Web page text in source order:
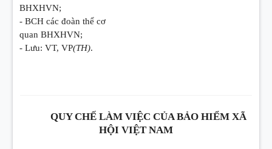
BHXHVN;
- BCH các đoàn thể cơ
quan BHXHVN;
- Lưu: VT, VP(TH).
QUY CHẾ LÀM VIỆC CỦA BẢO HIỂM XÃ
HỘI VIỆT NAM